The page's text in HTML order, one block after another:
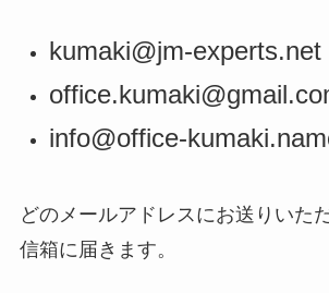
kumaki@jm-experts.net
info@office-
どのメールアドレスにお送りいた
信箱に届きます。